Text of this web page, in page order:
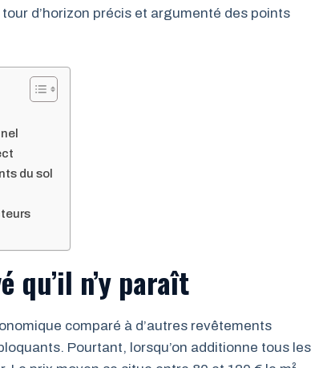
d’horizon précis et argumenté des points
du sol
qu’il n’y paraît
comparé à d’autres revêtements
Pourtant, lorsqu’on additionne tous les